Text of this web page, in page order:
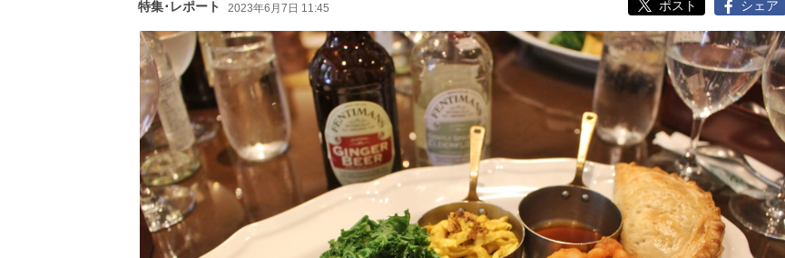
特集･レポート 2023年6月7日 11:45 ポスト シェア